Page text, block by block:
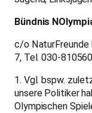
Bündnis
c/o NaturFreunde
7, Tel. 030-
1. Vgl. bspw.
unsere Politiker
Olympischen